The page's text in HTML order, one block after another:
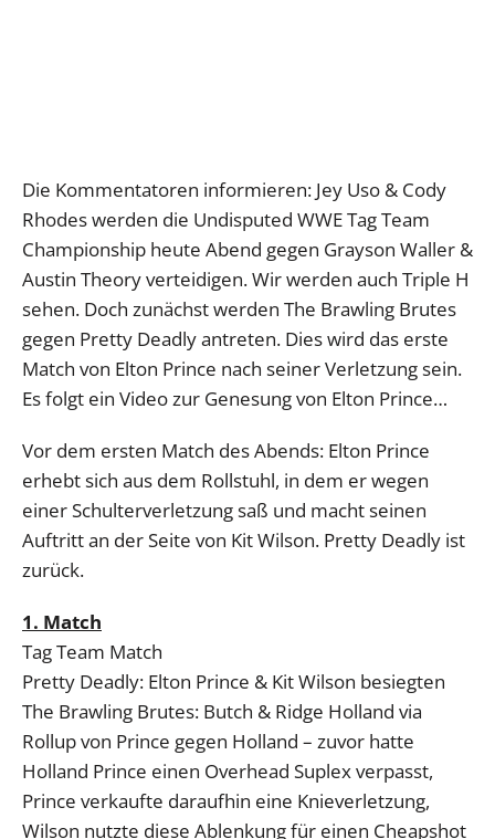
Die Kommentatoren informieren: Jey Uso & Cody
Rhodes werden die Undisputed WWE Tag Team
Championship heute Abend gegen Grayson Waller &
Austin Theory verteidigen. Wir werden auch Triple H
sehen. Doch zunächst werden The Brawling Brutes
gegen Pretty Deadly antreten. Dies wird das erste
Match von Elton Prince nach seiner Verletzung sein.
Es folgt ein Video zur Genesung von Elton Prince…
Vor dem ersten Match des Abends: Elton Prince
erhebt sich aus dem Rollstuhl, in dem er wegen
einer Schulterverletzung saß und macht seinen
Auftritt an der Seite von Kit Wilson. Pretty Deadly ist
zurück.
1. Match
Tag Team Match
Pretty Deadly: Elton Prince & Kit Wilson besiegten
The Brawling Brutes: Butch & Ridge Holland via
Rollup von Prince gegen Holland – zuvor hatte
Holland Prince einen Overhead Suplex verpasst,
Prince verkaufte daraufhin eine Knieverletzung,
Wilson nutzte diese Ablenkung für einen Cheapshot